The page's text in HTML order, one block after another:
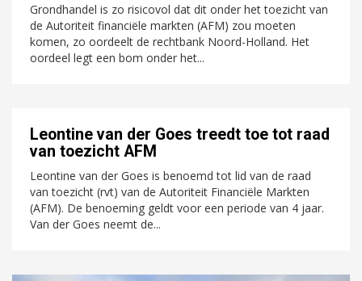
Grondhandel is zo risicovol dat dit onder het toezicht van
de Autoriteit financiële markten (AFM) zou moeten
komen, zo oordeelt de rechtbank Noord-Holland. Het
oordeel legt een bom onder het...
Leontine van der Goes treedt toe tot raad
van toezicht AFM
Leontine van der Goes is benoemd tot lid van de raad
van toezicht (rvt) van de Autoriteit Financiële Markten
(AFM). De benoeming geldt voor een periode van 4 jaar.
Van der Goes neemt de...